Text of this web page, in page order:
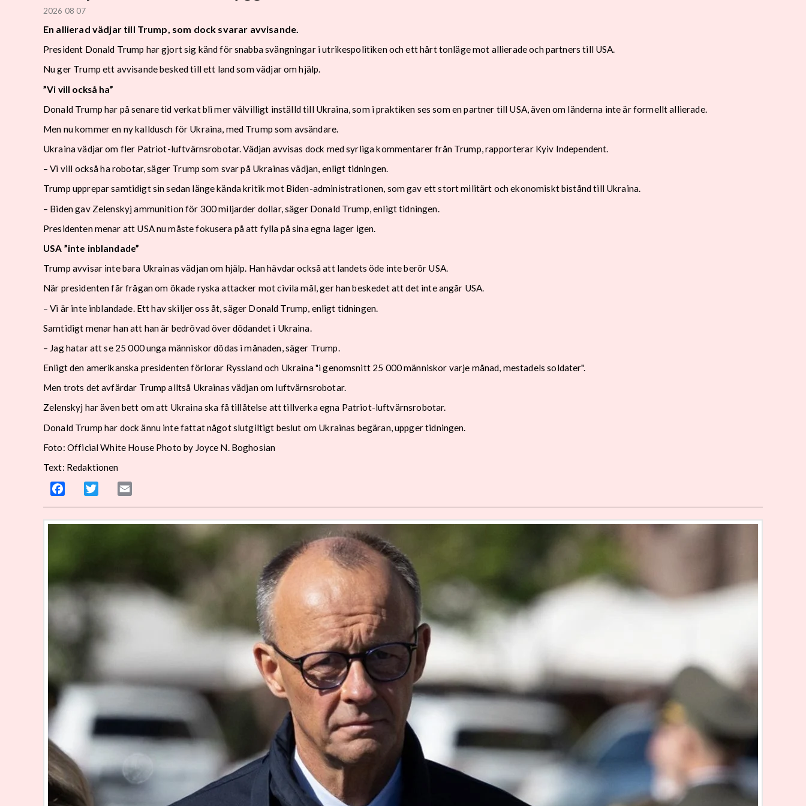
2026 08 07
En allierad vädjar till Trump, som dock svarar avvisande.
President Donald Trump har gjort sig känd för snabba svängningar i utrikespolitiken och ett hårt tonläge mot allierade och partners till USA.
Nu ger Trump ett avvisande besked till ett land som vädjar om hjälp.
”Vi vill också ha”
Donald Trump har på senare tid verkat bli mer välvilligt inställd till Ukraina, som i praktiken ses som en partner till USA, även om länderna inte är formellt allierade.
Men nu kommer en ny kalldusch för Ukraina, med Trump som avsändare.
Ukraina vädjar om fler Patriot-luftvärnsrobotar. Vädjan avvisas dock med syrliga kommentarer från Trump, rapporterar Kyiv Independent.
– Vi vill också ha robotar, säger Trump som svar på Ukrainas vädjan, enligt tidningen.
Trump upprepar samtidigt sin sedan länge kända kritik mot Biden-administrationen, som gav ett stort militärt och ekonomiskt bistånd till Ukraina.
– Biden gav Zelenskyj ammunition för 300 miljarder dollar, säger Donald Trump, enligt tidningen.
Presidenten menar att USA nu måste fokusera på att fylla på sina egna lager igen.
USA ”inte inblandade”
Trump avvisar inte bara Ukrainas vädjan om hjälp. Han hävdar också att landets öde inte berör USA.
När presidenten får frågan om ökade ryska attacker mot civila mål, ger han beskedet att det inte angår USA.
– Vi är inte inblandade. Ett hav skiljer oss åt, säger Donald Trump, enligt tidningen.
Samtidigt menar han att han är bedrövad över dödandet i Ukraina.
– Jag hatar att se 25 000 unga människor dödas i månaden, säger Trump.
Enligt den amerikanska presidenten förlorar Ryssland och Ukraina "i genomsnitt 25 000 människor varje månad, mestadels soldater".
Men trots det avfärdar Trump alltså Ukrainas vädjan om luftvärnsrobotar.
Zelenskyj har även bett om att Ukraina ska få tillåtelse att tillverka egna Patriot-luftvärnsrobotar.
Donald Trump har dock ännu inte fattat något slutgiltigt beslut om Ukrainas begäran, uppger tidningen.
Foto: Official White House Photo by Joyce N. Boghosian
Text: Redaktionen
Facebook Twitter